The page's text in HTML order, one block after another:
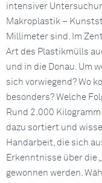
intensiver
Makroplastik –
Millimeter sind. Im
Art des Plastikmülls
und in die Donau. Um
sich vorwiegend? Wo
besonders? Welche
Rund 2.000
dazu sortiert und
Handarbeit, die sich
Erkenntnisse über die
gewonnen werden.